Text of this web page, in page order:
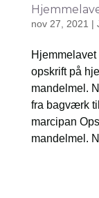
nov 27, 2021 |
opskrift på
mandelmel.
fra bagværk
marcipan
mandelmel.